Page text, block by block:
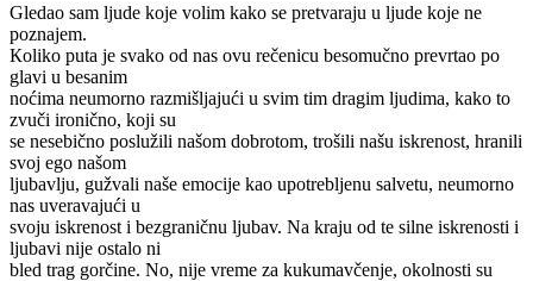
Gledaо sam ljude koje volim kako se pretvaraju u ljude koje ne
poznajem.
Кoliko puta je svako od nas ovu rečenicu besomučno prevrtao po
glavi u besanim
noćima neumorno razmišljajući u svim tim dragim ljudima, kako to
zvuči ironično, koji su
se nesebično poslužili našom dobrotom, trošili našu iskrenost, hranili
svoj ego našom
ljubavlju, gužvali naše emocije kao upotrebljenu salvetu, neumorno
nas uveravajući u
svoju iskrenost i bezgraničnu ljubav. Na kraju od te silne iskrenosti i
ljubavi nije ostalo ni
bled trag gorčine. No, nije vreme za kukumavčenje, okolnosti su